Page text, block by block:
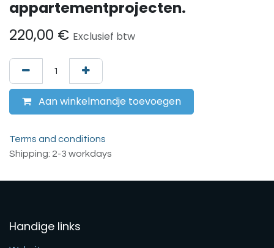
appartementprojecten.
220,00 € Exclusief btw
Aan winkelmandje toevoegen
Terms and conditions
Shipping: 2-3 workdays
Handige links